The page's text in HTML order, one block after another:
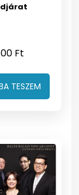
Ft
TESZEM